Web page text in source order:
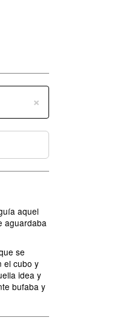
×
aquel
aguardaba
se
el cubo y
idea y
bufaba y